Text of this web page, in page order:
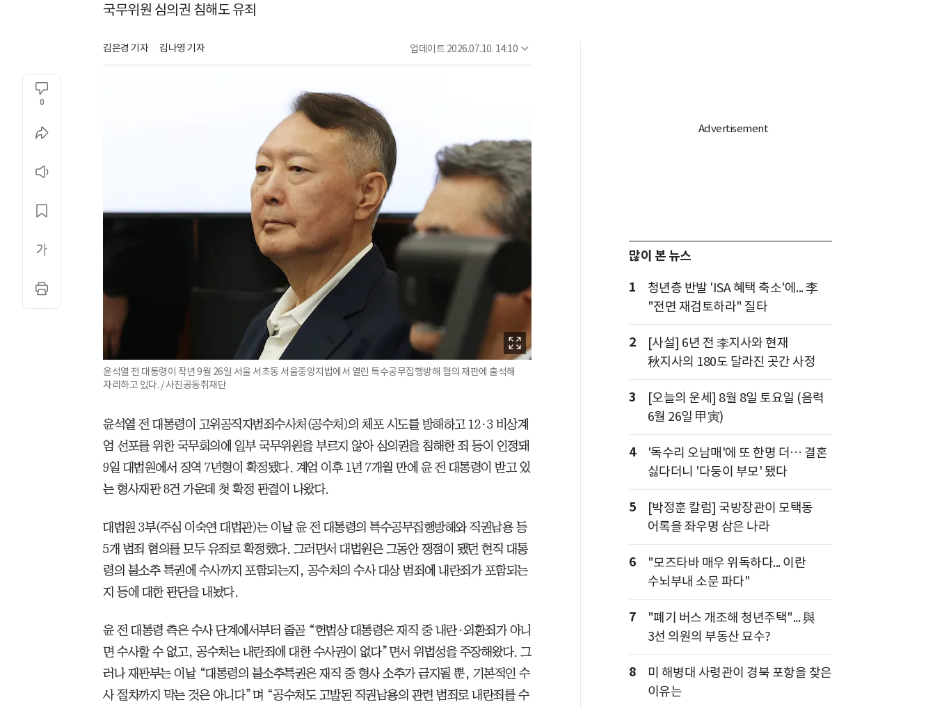
국무위원 심의권 침해도 유죄
김은경 기자 김나영 기자 업데이트 2026.07.10. 14:10
0
윤석열 전 대통령이 작년 9월 26일 서울 서초동 서울중앙지법에서 열린 특수공무집행방해 혐의 재판에 출석해
자리하고 있다. / 사진공동취재단
윤석열 전 대통령이 고위공직자범죄수사처(공수처)의 체포 시도를 방해하고 12·3 비상계
엄 선포를 위한 국무회의에 일부 국무위원을 부르지 않아 심의권을 침해한 죄 등이 인정돼
9일 대법원에서 징역 7년형이 확정됐다. 계엄 이후 1년 7개월 만에 윤 전 대통령이 받고 있
는 형사재판 8건 가운데 첫 확정 판결이 나왔다.
대법원 3부(주심 이숙연 대법관)는 이날 윤 전 대통령의 특수공무집행방해와 직권남용 등
5개 범죄 혐의를 모두 유죄로 확정했다. 그러면서 대법원은 그동안 쟁점이 됐던 현직 대통
령의 불소추 특권에 수사까지 포함되는지, 공수처의 수사 대상 범죄에 내란죄가 포함되는
지 등에 대한 판단을 내놨다.
윤 전 대통령 측은 수사 단계에서부터 줄곧 “헌법상 대통령은 재직 중 내란·외환죄가 아니
면 수사할 수 없고, 공수처는 내란죄에 대한 수사권이 없다”면서 위법성을 주장해왔다. 그
러나 재판부는 이날 “대통령의 불소추특권은 재직 중 형사 소추가 금지될 뿐, 기본적인 수
사 절차까지 막는 것은 아니다”며 “공수처도 고발된 직권남용의 관련 범죄로 내란죄를 수
많이 본 뉴스
1
청년층 반발 'ISA 혜택 축소'에... 李
"전면 재검토하라" 질타
2
[사설] 6년 전 李지사와 현재
秋지사의 180도 달라진 곳간 사정
3
[오늘의 운세] 8월 8일 토요일 (음력
6월 26일 甲寅)
4
'독수리 오남매'에 또 한명 더… 결혼
싫다더니 '다둥이 부모' 됐다
5
[박정훈 칼럼] 국방장관이 모택동
어록을 좌우명 삼은 나라
6
"모즈타바 매우 위독하다... 이란
수뇌부내 소문 파다"
7
"폐기 버스 개조해 청년주택"... 與
3선 의원의 부동산 묘수?
8
미 해병대 사령관이 경북 포항을 찾은
이유는